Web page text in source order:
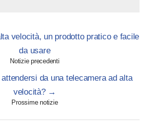
velocità, un prodotto pratico e facile
da usare
Notizie precedenti
da una telecamera ad alta
velocità? →
Prossime notizie